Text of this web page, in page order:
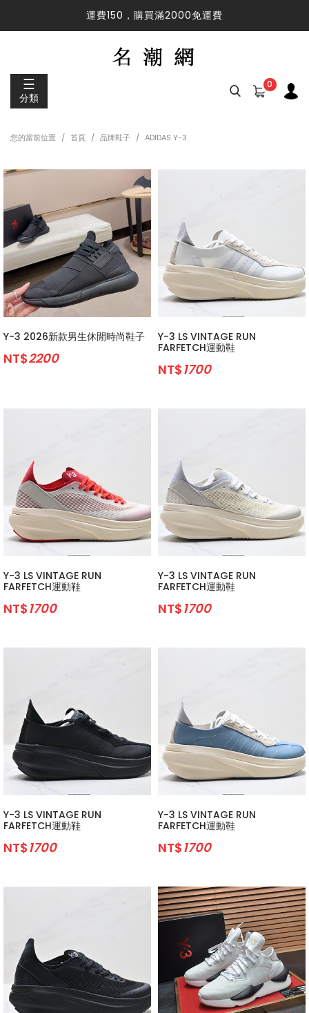
運費150，購買滿2000免運費
運費150，購買滿2000免運費
☰
分類
0
您的當前位置 首頁 品牌鞋子 ADIDAS Y-3
Y-3 2026新款男生休閒時尚鞋子
NT$2200
Y-3 LS VINTAGE RUN
FARFETCH運動鞋
NT$1700
Y-3 LS VINTAGE RUN
FARFETCH運動鞋
NT$1700
Y-3 LS VINTAGE RUN
FARFETCH運動鞋
NT$1700
Y-3 LS VINTAGE RUN
FARFETCH運動鞋
NT$1700
Y-3 LS VINTAGE RUN
FARFETCH運動鞋
NT$1700